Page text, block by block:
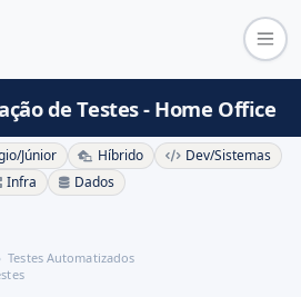
de Testes - Home Office
Júnior Híbrido
Dev/Sistemas
Infra
Dados
Testes Automatizados